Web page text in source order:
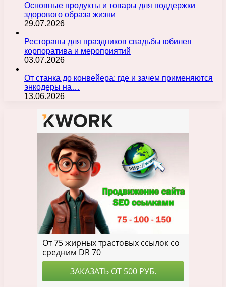
Основные продукты и товары для поддержки
здорового образа жизни
29.07.2026
Рестораны для праздников свадьбы юбилея
корпоратива и мероприятий
03.07.2026
От станка до конвейера: где и зачем применяются
энкодеры на…
13.06.2026